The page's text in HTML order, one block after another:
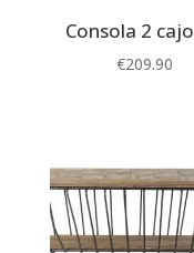
Consola 2
€209.90